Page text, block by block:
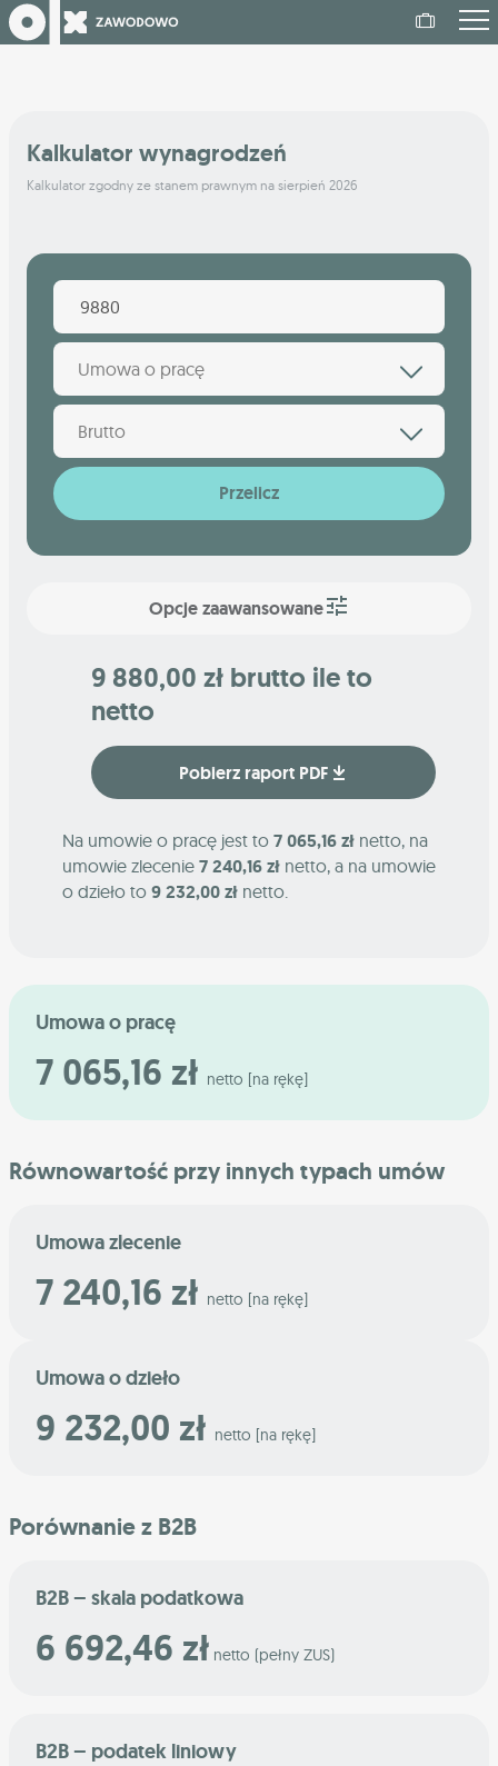
Kalkulator wynagrodzeń
Kalkulator zgodny ze stanem prawnym na sierpień 2026
Umowa o pracę
Brutto
Przelicz
Opcje zaawansowane
9 880,00 zł brutto ile to
netto
Pobierz raport PDF
Na umowie o pracę jest to 7 065,16 zł netto, na
umowie zlecenie 7 240,16 zł netto, a na umowie
o dzieło to 9 232,00 zł netto.
Umowa o pracę
7 065,16 zł netto [na rękę]
Równowartość przy innych typach umów
Umowa zlecenie
7 240,16 zł netto [na rękę]
Umowa o dzieło
9 232,00 zł netto [na rękę]
Porównanie z B2B
B2B – skala podatkowa
6 692,46 zł netto (pełny ZUS)
B2B – podatek liniowy